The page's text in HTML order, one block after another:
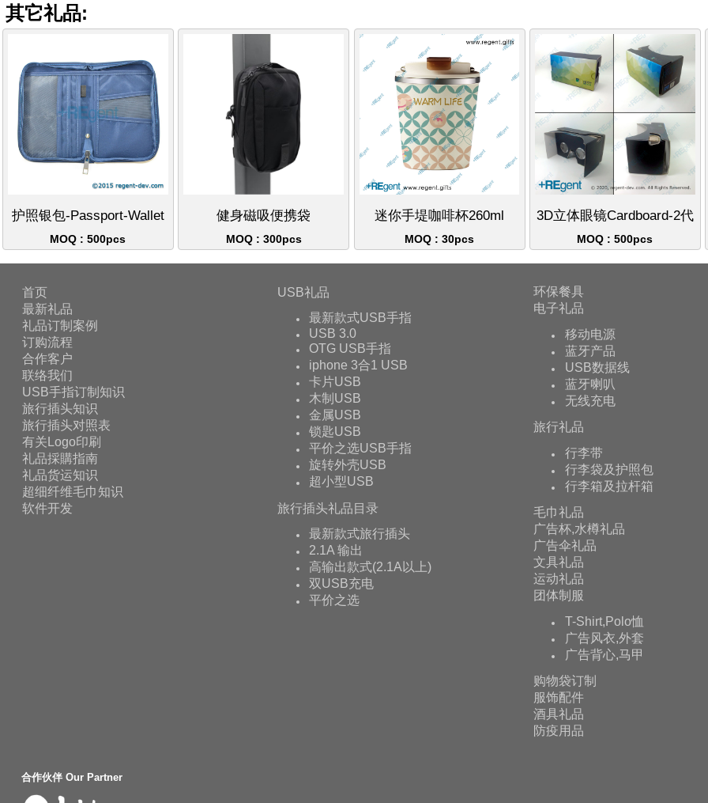
其它礼品:
护照银包-Passport-Wallet
MOQ : 500pcs
健身磁吸便携袋
MOQ : 300pcs
迷你手堤咖啡杯260ml
MOQ : 30pcs
3D立体眼镜Cardboard-2代
MOQ : 500pcs
首页
最新礼品
礼品订制案例
订购流程
合作客户
联络我们
USB手指订制知识
旅行插头知识
旅行插头对照表
有关Logo印刷
礼品採購指南
礼品货运知识
超细纤维毛巾知识
软件开发
USB礼品
最新款式USB手指
USB 3.0
OTG USB手指
iphone 3合1 USB
卡片USB
木制USB
金属USB
锁匙USB
平价之选USB手指
旋转外壳USB
超小型USB
旅行插头礼品目录
最新款式旅行插头
2.1A 输出
高输出款式(2.1A以上)
双USB充电
平价之选
环保餐具
电子礼品
移动电源
蓝牙产品
USB数据线
蓝牙喇叭
无线充电
旅行礼品
行李带
行李袋及护照包
行李箱及拉杆箱
毛巾礼品
广告杯,水樽礼品
广告伞礼品
文具礼品
运动礼品
团体制服
T-Shirt,Polo恤
广告风衣,外套
广告背心,马甲
购物袋订制
服饰配件
酒具礼品
防疫用品
合作伙伴 Our Partner